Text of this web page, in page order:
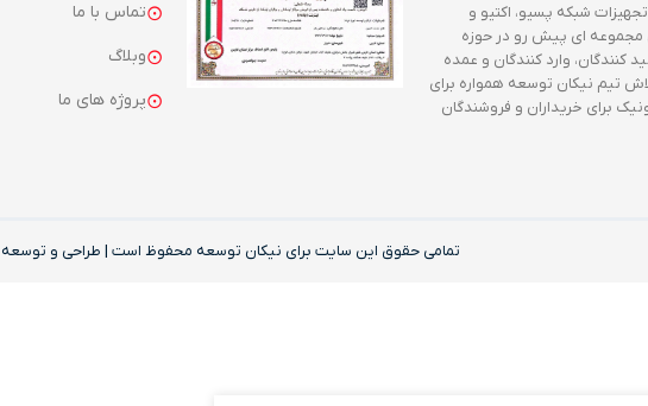
شبکه پسیو، اکتیو و
مجموعه ای پیش رو در حوزه
کنندگان، وارد کنندگان و عمده
تیم نیکان توسعه همواره برای
برای خریداران و فروشندگان
تماس با ما
وبلاگ
پروژه های ما
تمامی حقوق این‌ سایت برای نیکان توسعه محفوظ است | طراحی و توسعه